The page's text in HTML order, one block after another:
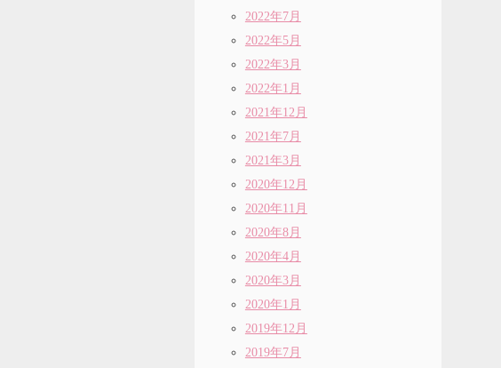
2022年7月
2022年5月
2022年3月
2022年1月
2021年12月
2021年7月
2021年3月
2020年12月
2020年11月
2020年8月
2020年4月
2020年3月
2020年1月
2019年12月
2019年7月